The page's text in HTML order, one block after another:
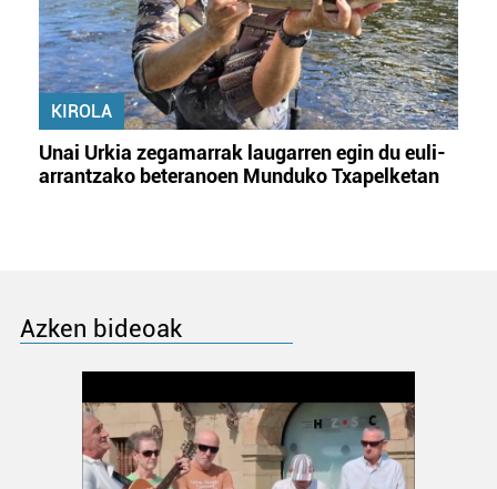
KIROLA
Unai Urkia zegamarrak laugarren egin du euli-
arrantzako beteranoen Munduko Txapelketan
Azken bideoak